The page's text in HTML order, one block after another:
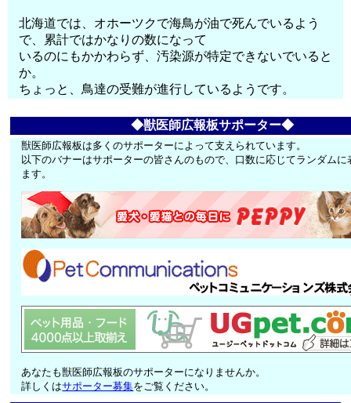
北海道では、オホーツクで海鳥が油で死んでいるよう
で、累計ではかなりの数になって
いるのにもかかわらず、汚染源が特定できないでいると
か。
ちょっと、鳥達の受難が進行しているようです。
◆獣医師広報板サポーター◆
獣医師広報板は多くのサポーターによって支えられています。
以下のバナーはサポーターの皆さんのもので、口数に応じてランダムに
ます。
あなたも獣医師広報板のサポーターになりませんか。
詳しくはサポーター募集をご覧ください。